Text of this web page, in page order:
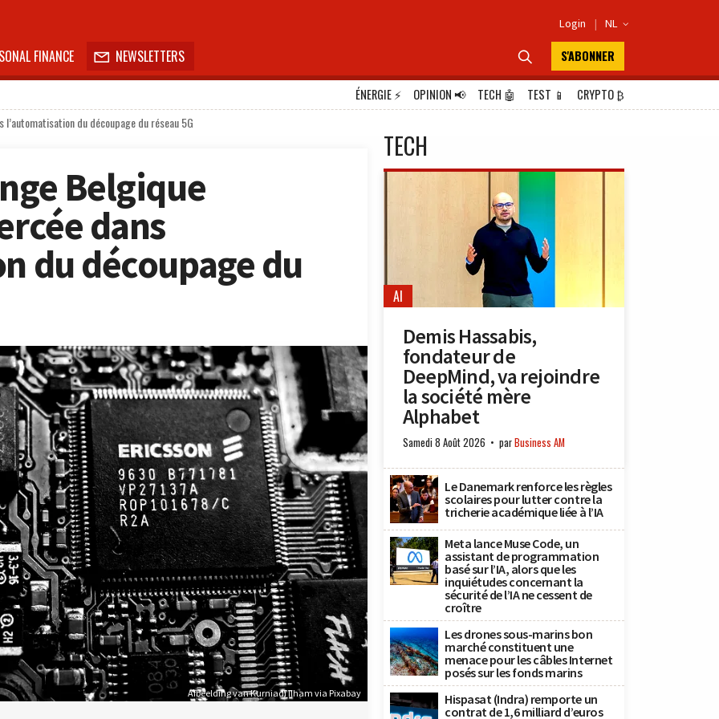
Login | NL 
FINANCE  NEWSLETTERS  S'ABONNER
ÉNERGIE⚡ OPINION📢 TECH 🤖 TEST 📱 CRYPTO₿
du découpage du réseau 5G
Belgique
dans
du découpage du
Afbeelding van Kurniadi Ilham via Pixabay
TECH
AI
Demis Hassabis,
fondateur de
DeepMind, va rejoindre
la société mère
Alphabet
Samedi 8 Août 2026 parBusiness AM
Le Danemark renforce les règles
scolaires pour lutter contre la
tricherie académique liée à l’IA
Meta lance Muse Code, un
assistant de programmation
basé sur l’IA, alors que les
inquiétudes concernant la
sécurité de l’IA ne cessent de
croître
Les drones sous-marins bon
marché constituent une
menace pour les câbles Internet
posés sur les fonds marins
Hispasat (Indra) remporte un
contrat de 1,6 milliard d’euros